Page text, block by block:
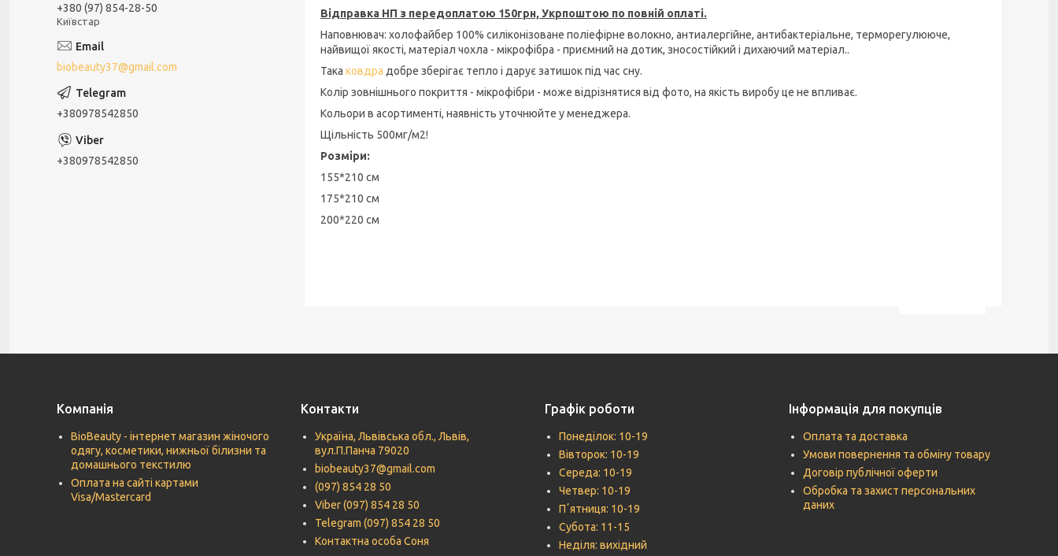
Відправка НП з передоплатою 150грн, Укрпоштою по повній оплаті.
Наповнювач: холофайбер 100% силіконізоване поліефірне волокно, антиалергійне, антибактеріальне, терморегулююче,
найвищої якості, матеріал чохла - мікрофібра - приємний на дотик, зносостійкий і дихаючий матеріал..
Така ковдра добре зберігає тепло і дарує затишок під час сну.
Колір зовнішнього покриття - мікрофібри - може відрізнятися від фото, на якість виробу це не впливає.
Кольори в асортименті, наявність уточнюйте у менеджера.
Щільність 500мг/м2!
Розміри:
155*210 см
175*210 см
200*220 см
+380 (97) 854-28-50
Київстар
biobeauty37@gmail.com
+380978542850
+380978542850
Компанія
BioBeauty - інтернет магазин жіночого
одягу, косметики, нижньої білизни та
домашнього текстилю
Оплата на сайті картами
Visa/Mastercard
Контакти
Україна, Львівська обл., Львів,
вул.П.Панча 79020
biobeauty37@gmail.com
(097) 854 28 50
Viber (097) 854 28 50
Telegram (097) 854 28 50
Контактна особа Соня
Графік роботи
Понеділок: 10-19
Вівторок: 10-19
Середа: 10-19
Четвер: 10-19
Пʼятниця: 10-19
Субота: 11-15
Неділя: вихідний
Інформація для покупців
Оплата та доставка
Умови повернення та обміну товару
Договір публічної оферти
Обробка та захист персональних
даних